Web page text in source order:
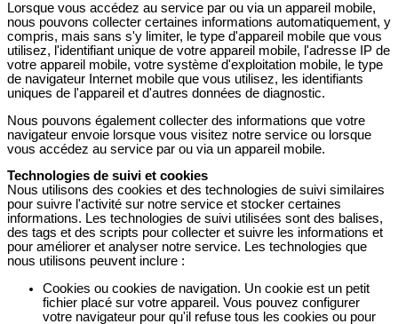
Lorsque vous accédez au service par ou via un appareil mobile,
nous pouvons collecter certaines informations automatiquement, y
compris, mais sans s'y limiter, le type d'appareil mobile que vous
utilisez, l'identifiant unique de votre appareil mobile, l'adresse IP de
votre appareil mobile, votre système d'exploitation mobile, le type
de navigateur Internet mobile que vous utilisez, les identifiants
uniques de l'appareil et d'autres données de diagnostic.
Nous pouvons également collecter des informations que votre
navigateur envoie lorsque vous visitez notre service ou lorsque
vous accédez au service par ou via un appareil mobile.
Technologies de suivi et cookies
Nous utilisons des cookies et des technologies de suivi similaires
pour suivre l'activité sur notre service et stocker certaines
informations. Les technologies de suivi utilisées sont des balises,
des tags et des scripts pour collecter et suivre les informations et
pour améliorer et analyser notre service. Les technologies que
nous utilisons peuvent inclure :
Cookies ou cookies de navigation. Un cookie est un petit
fichier placé sur votre appareil. Vous pouvez configurer
votre navigateur pour qu'il refuse tous les cookies ou pour